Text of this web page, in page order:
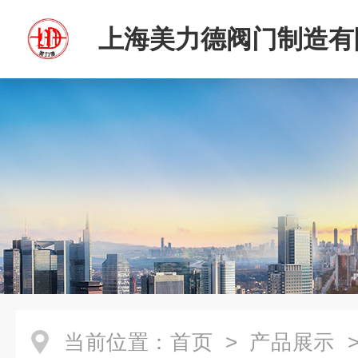
上海美力德阀门制造
当前位置： 首页 > 产品展示